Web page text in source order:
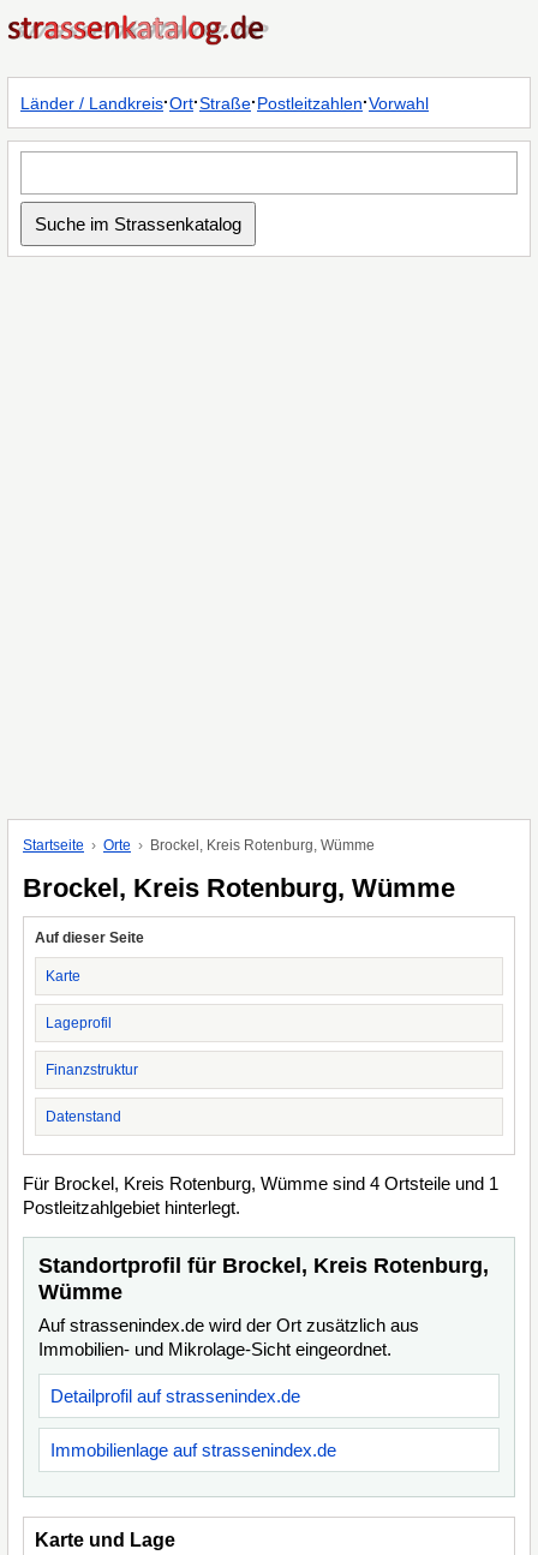
Länder / Landkreis·Ort·Straße·Postleitzahlen·Vorwahl
Startseite Orte Brockel, Kreis Rotenburg, Wümme
Brockel, Kreis Rotenburg, Wümme
Auf dieser Seite
Karte
Lageprofil
Finanzstruktur
Datenstand
Für Brockel, Kreis Rotenburg, Wümme sind 4 Ortsteile und 1
Postleitzahlgebiet hinterlegt.
Standortprofil für Brockel, Kreis Rotenburg,
Wümme
Auf strassenindex.de wird der Ort zusätzlich aus
Immobilien- und Mikrolage-Sicht eingeordnet.
Detailprofil auf strassenindex.de
Immobilienlage auf strassenindex.de
Karte und Lage